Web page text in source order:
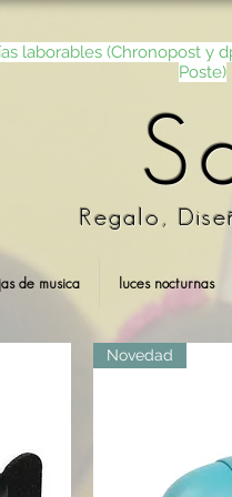
laborables (Chronopost y
Poste)
Regalo,
de musica luces nocturnas
Novedad